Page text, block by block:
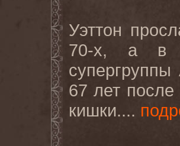
Уэттон
70-х, а в
67 лет
кишки....